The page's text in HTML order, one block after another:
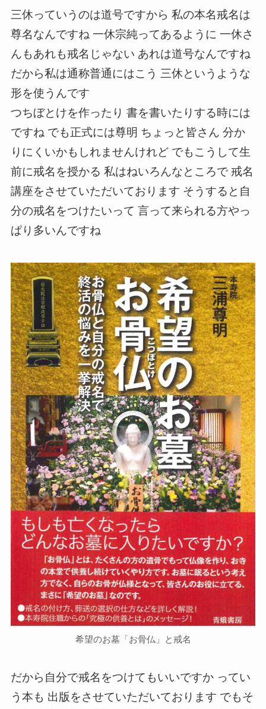
三休っていうのは道号ですから 私の本名戒名は
尊名なんですね 一休宗純ってあるように 一休さ
んもあれも戒名じゃない あれは道号なんですね
だから私は通称普通にはこう 三休というような
形を使うんです
つちぼとけを作ったり 書を書いたりする時には
ですね でも正式には尊明 ちょっと皆さん 分か
りにくいかもしれませんけれど でもこうして生
前に戒名を授かる 私はねいろんなところで 戒名
講座をさせていただいております そうすると自
分の戒名をつけたいって 言って来られる方やっ
ぱり多いんですね
希望のお墓「お骨仏」と戒名
だから自分で戒名をつけてもいいですか ってい
う本も 出版をさせていただいております でもそ